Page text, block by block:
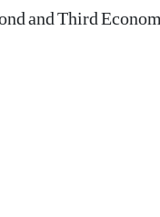
and Third